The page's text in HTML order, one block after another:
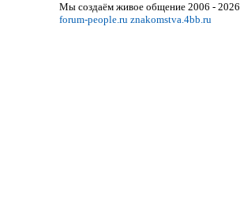
Мы создаём живое общение 2006 - 2026
forum-people.ru znakomstva.4bb.ru